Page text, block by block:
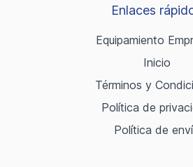
Enlaces
Equipamiento
Inicio
Términos y
Política de
Política de